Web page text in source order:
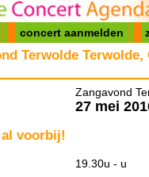
concert aanmelden
Terwolde Terwolde,
Zangavond
27 mei
voorbij!
19.30u - u